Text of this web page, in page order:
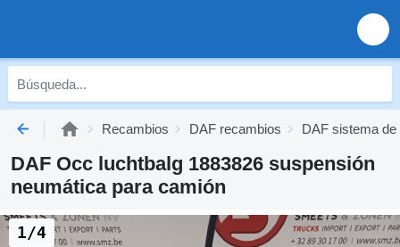
Recambios DAF recambios DAF sistema
DAF Occ luchtbalg 1883826 suspensión
neumática para camión
1/4